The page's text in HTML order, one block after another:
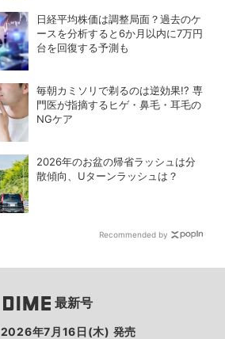
日経平均株価は調整局面？過去のケ
ースを分析すると6か月以内に7万円
台を回復する予測も
毎朝カミソリで剃るのは逆効果!? 専
門医が指摘するヒゲ・鼻毛・耳毛の
NGケア
2026年のお盆の帰省ラッシュは分
散傾向、Uターンラッシュは？
Recommended by
最新号
2026年7月16日(木) 発売